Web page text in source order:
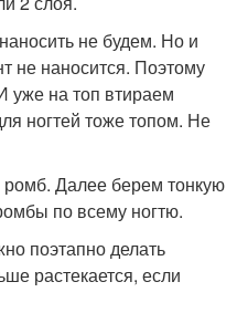
не будем. Но и
не наносится. Поэтому
уже на топ втираем
ногтей тоже топом. Не
ромб. Далее берем тонкую
по всему ногтю.
поэтапно делать
растекается, если